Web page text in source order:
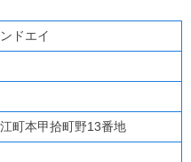
ドエイ
町本甲拾町野13番地